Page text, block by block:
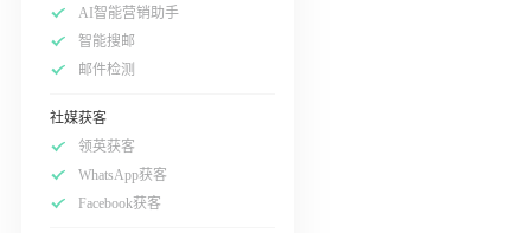
AI智能营销助手
智能搜邮
邮件检测
社媒获客
领英获客
WhatsApp获客
Facebook获客